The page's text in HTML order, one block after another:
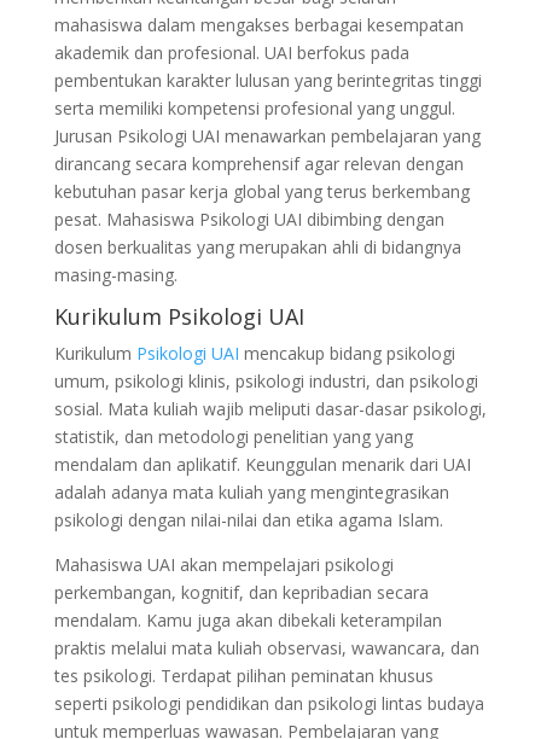
mahasiswa dalam mengakses berbagai kesempatan
akademik dan profesional. UAI berfokus pada
pembentukan karakter lulusan yang berintegritas tinggi
serta memiliki kompetensi profesional yang unggul.
Jurusan Psikologi UAI menawarkan pembelajaran yang
dirancang secara komprehensif agar relevan dengan
kebutuhan pasar kerja global yang terus berkembang
pesat. Mahasiswa Psikologi UAI dibimbing dengan
dosen berkualitas yang merupakan ahli di bidangnya
masing-masing.
Kurikulum Psikologi UAI
Kurikulum Psikologi UAI mencakup bidang psikologi
umum, psikologi klinis, psikologi industri, dan psikologi
sosial. Mata kuliah wajib meliputi dasar-dasar psikologi,
statistik, dan metodologi penelitian yang yang
mendalam dan aplikatif. Keunggulan menarik dari UAI
adalah adanya mata kuliah yang mengintegrasikan
psikologi dengan nilai-nilai dan etika agama Islam.
Mahasiswa UAI akan mempelajari psikologi
perkembangan, kognitif, dan kepribadian secara
mendalam. Kamu juga akan dibekali keterampilan
praktis melalui mata kuliah observasi, wawancara, dan
tes psikologi. Terdapat pilihan peminatan khusus
seperti psikologi pendidikan dan psikologi lintas budaya
untuk memperluas wawasan. Pembelajaran yang